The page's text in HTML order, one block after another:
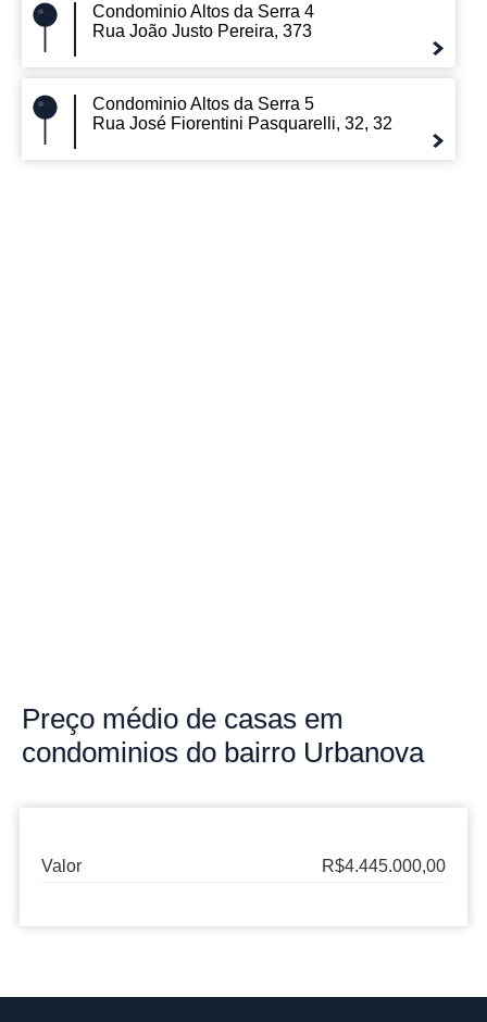
Condominio Altos da Serra 4
Rua João Justo Pereira, 373
Condominio Altos da Serra 5
Rua José Fiorentini Pasquarelli, 32, 32
Preço médio de casas em
condominios do bairro Urbanova
Valor R$4.445.000,00